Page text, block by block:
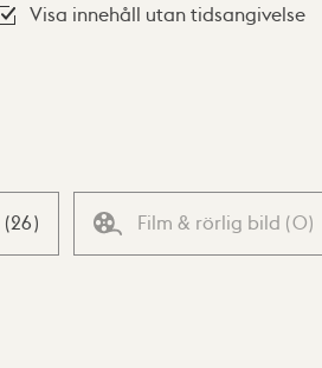
Visa innehåll utan tidsangivelse
(26) Film & rörlig bild (0)